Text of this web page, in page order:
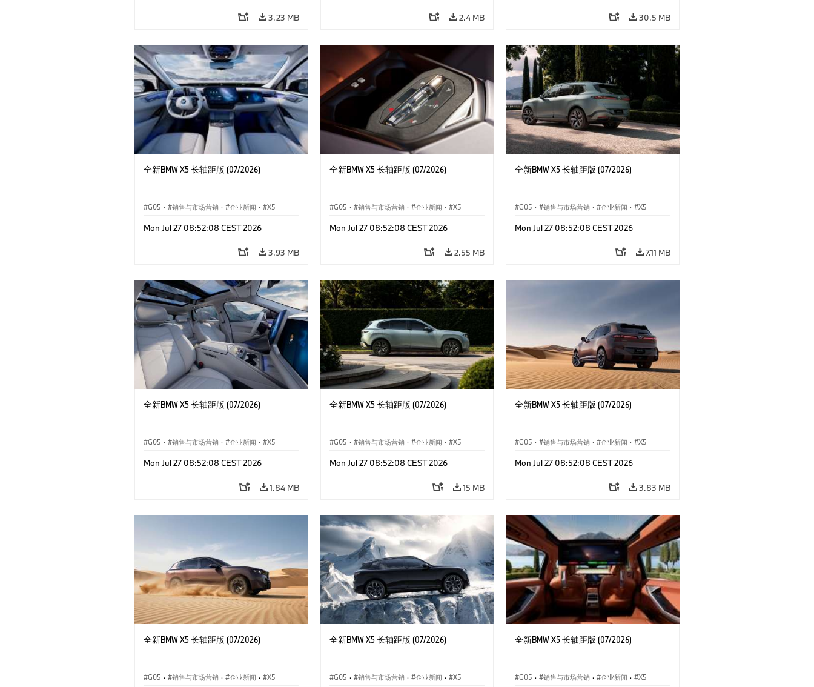
3.23 MB 2.4 MB 30.5 MB
全新BMW X5 长轴距版 (07/2026)
G05 · 销售与市场营销 · 企业新闻 · X5
Mon Jul 27 08:52:08 CEST 2026
3.93 MB
全新BMW X5 长轴距版 (07/2026)
G05 · 销售与市场营销 · 企业新闻 · X5
Mon Jul 27 08:52:08 CEST 2026
2.55 MB
全新BMW X5 长轴距版 (07/2026)
G05 · 销售与市场营销 · 企业新闻 · X5
Mon Jul 27 08:52:08 CEST 2026
7.11 MB
全新BMW X5 长轴距版 (07/2026)
G05 · 销售与市场营销 · 企业新闻 · X5
Mon Jul 27 08:52:08 CEST 2026
1.84 MB
全新BMW X5 长轴距版 (07/2026)
G05 · 销售与市场营销 · 企业新闻 · X5
Mon Jul 27 08:52:08 CEST 2026
15 MB
全新BMW X5 长轴距版 (07/2026)
G05 · 销售与市场营销 · 企业新闻 · X5
Mon Jul 27 08:52:08 CEST 2026
3.83 MB
全新BMW X5 长轴距版 (07/2026)
G05 · 销售与市场营销 · 企业新闻 · X5
全新BMW X5 长轴距版 (07/2026)
G05 · 销售与市场营销 · 企业新闻 · X5
全新BMW X5 长轴距版 (07/2026)
G05 · 销售与市场营销 · 企业新闻 · X5